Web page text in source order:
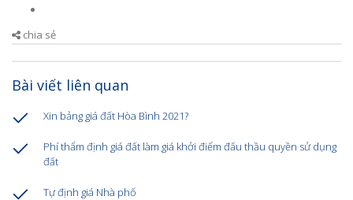
chia sẻ
Bài viết liên quan
Xin bảng giá đất Hòa Bình 2021?
Phí thẩm định giá đất làm giá khởi điểm đấu thầu quyền sử dụng
đất
Tự định giá Nhà phố